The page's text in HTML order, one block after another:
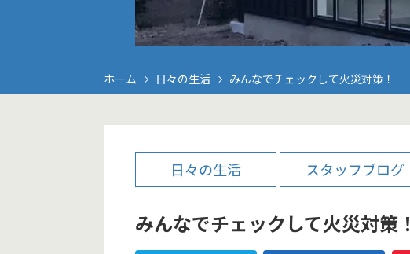
ホーム 日々の生活 みんなでチェックして火災対策！
日々の生活 スタッフブログ
みんなでチェックして火災対策！